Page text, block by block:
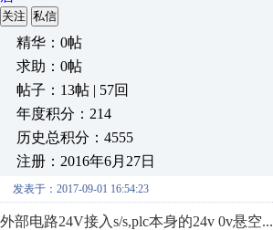
关注 私信
精华：0帖
求助：0帖
帖子：13帖 | 57回
年度积分：214
历史总积分：4555
注册：2016年6月27日
发表于：2017-09-01 16:54:23
外部电路24V接入s/s,plc本身的24v 0v悬空...